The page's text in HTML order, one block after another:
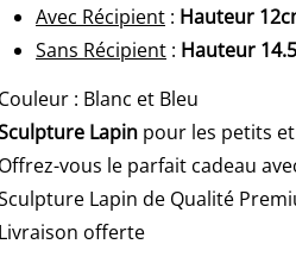
Avec Récipient : Hauteur
Sans Récipient : Hauteur
Couleur : Blanc et Bleu
Lapin pour les petits
Offrez-vous le parfait cadeau
Lapin de Qualité
Livraison offerte